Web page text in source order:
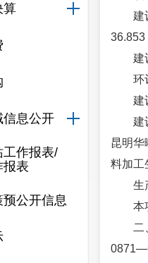
算
信息公开
工作报表/
报表
公开信息
建
36.853
建
环
建
建
昆明华
料加工
生
本
二